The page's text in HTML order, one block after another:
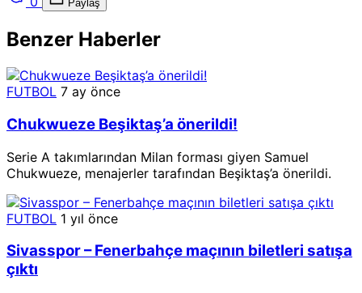
Paylaş
Benzer Haberler
FUTBOL 7 ay önce
Chukwueze Beşiktaş’a önerildi!
Serie A takımlarından Milan forması giyen Samuel
Chukwueze, menajerler tarafından Beşiktaş’a önerildi.
FUTBOL 1 yıl önce
Sivasspor – Fenerbahçe maçının biletleri satışa
çıktı